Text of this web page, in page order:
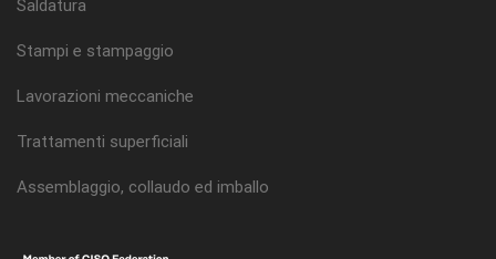
Saldatura
Stampi e stampaggio
Lavorazioni meccaniche
Trattamenti superficiali
Assemblaggio, collaudo ed imballo